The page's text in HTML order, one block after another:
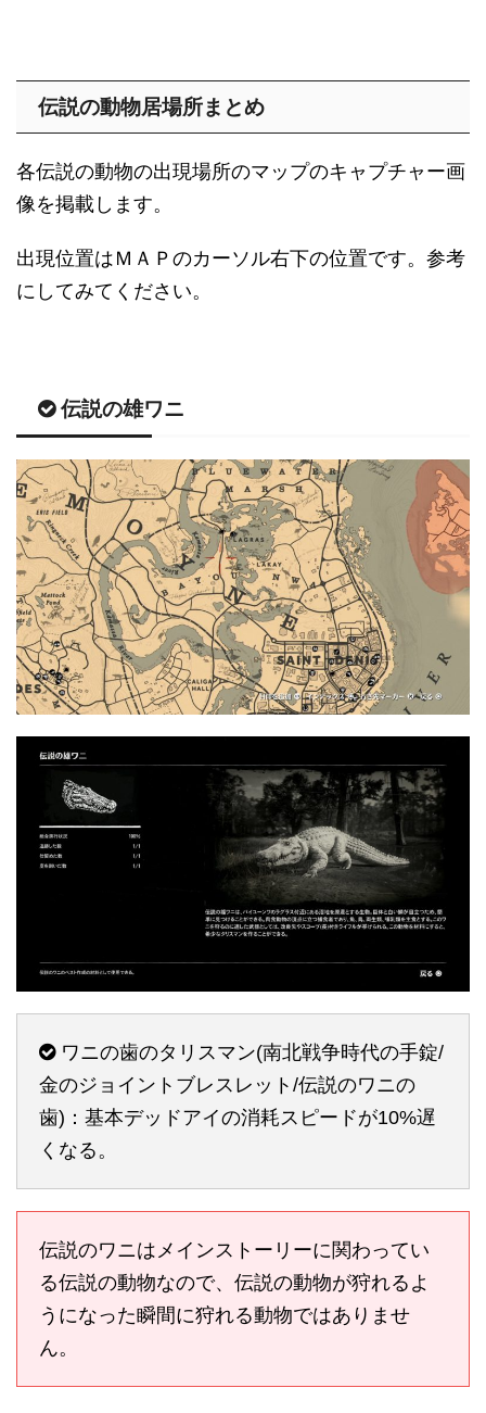
伝説の動物居場所まとめ
各伝説の動物の出現場所のマップのキャプチャー画
像を掲載します。
出現位置はＭＡＰのカーソル右下の位置です。参考
にしてみてください。
伝説の雄ワニ
ワニの歯のタリスマン(南北戦争時代の手錠/
金のジョイントブレスレット/伝説のワニの
歯)：基本デッドアイの消耗スピードが10%遅
くなる。
伝説のワニはメインストーリーに関わってい
る伝説の動物なので、伝説の動物が狩れるよ
うになった瞬間に狩れる動物ではありませ
ん。